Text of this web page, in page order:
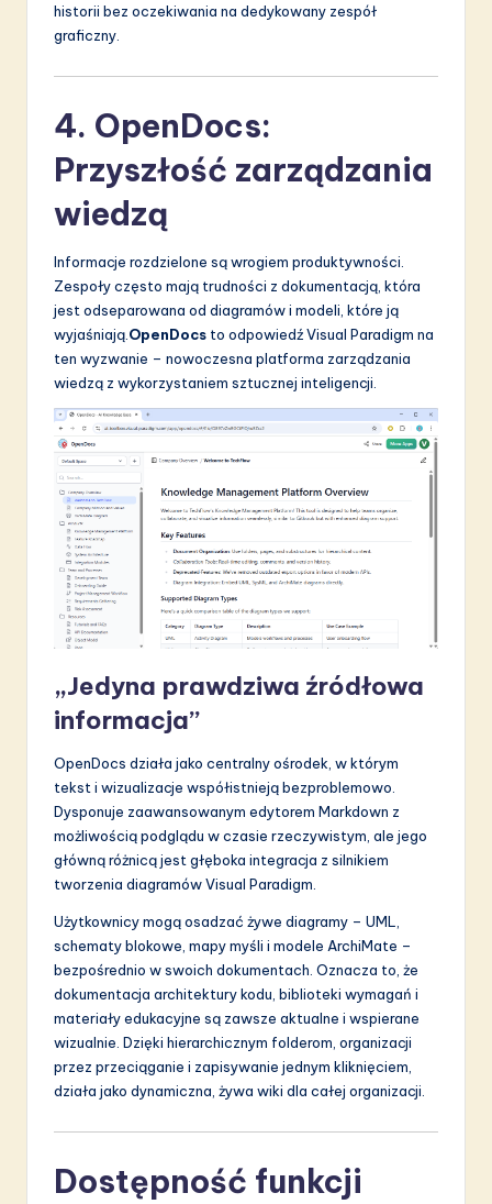
historii bez oczekiwania na dedykowany zespół
graficzny.
4. OpenDocs:
Przyszłość zarządzania
wiedzą
Informacje rozdzielone są wrogiem produktywności.
Zespoły często mają trudności z dokumentacją, która
jest odseparowana od diagramów i modeli, które ją
wyjaśniają.OpenDocs to odpowiedź Visual Paradigm na
ten wyzwanie – nowoczesna platforma zarządzania
wiedzą z wykorzystaniem sztucznej inteligencji.
„Jedyna prawdziwa źródłowa
informacja”
OpenDocs działa jako centralny ośrodek, w którym
tekst i wizualizacje współistnieją bezproblemowo.
Dysponuje zaawansowanym edytorem Markdown z
możliwością podglądu w czasie rzeczywistym, ale jego
główną różnicą jest głęboka integracja z silnikiem
tworzenia diagramów Visual Paradigm.
Użytkownicy mogą osadzać żywe diagramy – UML,
schematy blokowe, mapy myśli i modele ArchiMate –
bezpośrednio w swoich dokumentach. Oznacza to, że
dokumentacja architektury kodu, biblioteki wymagań i
materiały edukacyjne są zawsze aktualne i wspierane
wizualnie. Dzięki hierarchicznym folderom, organizacji
przez przeciąganie i zapisywanie jednym kliknięciem,
działa jako dynamiczna, żywa wiki dla całej organizacji.
Dostępność funkcji